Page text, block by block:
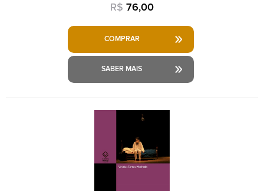
R$ 76,00
COMPRAR
SABER MAIS